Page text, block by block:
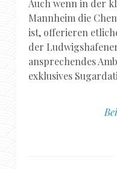
Auch wenn in der
Mannheim die
ist, offerieren
der
ansprechendes
exklusives